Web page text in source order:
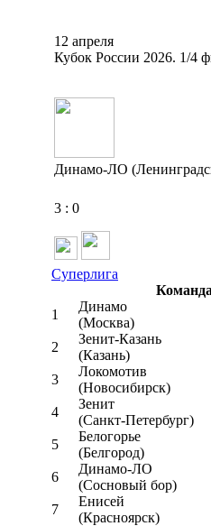
12 апреля
Кубок России 2026. 1/4
Динамо-ЛО
3 : 0
Суперлига
Команда
1
Динамо
(Москва)
2
Зенит-Казань
(Казань)
3
Локомотив
(Новосибирск)
4
Зенит
(Санкт-Петербург)
5
Белогорье
(Белгород)
6
Динамо-ЛО
(Сосновый бор)
7
Енисей
(Красноярск)